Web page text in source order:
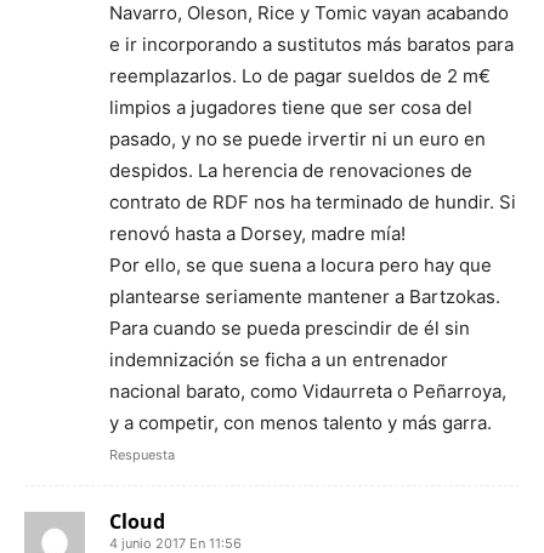
Navarro, Oleson, Rice y Tomic vayan acabando
e ir incorporando a sustitutos más baratos para
reemplazarlos. Lo de pagar sueldos de 2 m€
limpios a jugadores tiene que ser cosa del
pasado, y no se puede irvertir ni un euro en
despidos. La herencia de renovaciones de
contrato de RDF nos ha terminado de hundir. Si
renovó hasta a Dorsey, madre mía!
Por ello, se que suena a locura pero hay que
plantearse seriamente mantener a Bartzokas.
Para cuando se pueda prescindir de él sin
indemnización se ficha a un entrenador
nacional barato, como Vidaurreta o Peñarroya,
y a competir, con menos talento y más garra.
Respuesta
Cloud
4 junio 2017 En 11:56